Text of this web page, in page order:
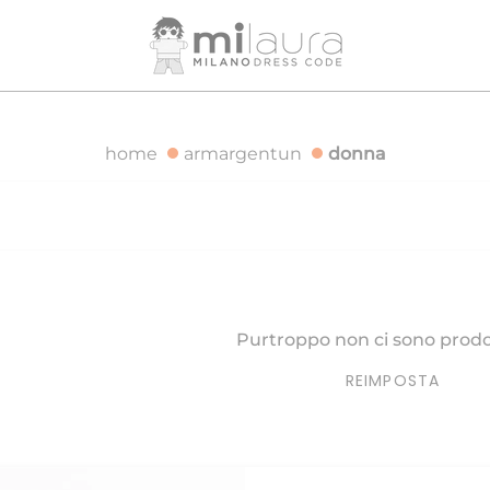
GRATUITA PER ORDINI SUPERIORI A 500€
home armargentun donna
Purtroppo non ci sono
REIMPOSTA